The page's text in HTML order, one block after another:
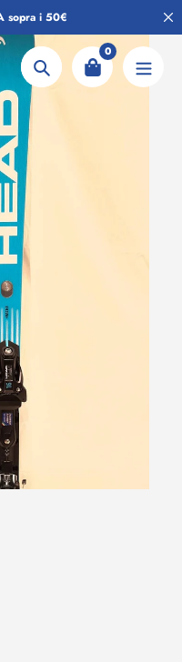
sopra i 50€
Ricerca
0